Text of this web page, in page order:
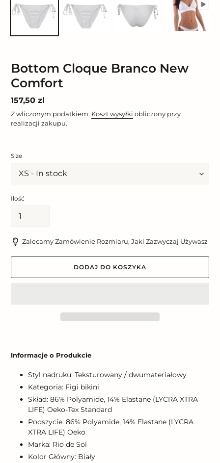
Bottom Cloque Branco New
Comfort
Cena
regularna
157,50 zl
Z wliczonym podatkiem. Koszt wysyłki obliczony przy
realizacji zakupu.
Size
Ilość
Zalecamy Zamówienie Rozmiaru, Jaki Zazwyczaj Używasz
DODAJ DO KOSZYKA
do
Informacje o Produkcie
Styl nadruku: Teksturowany / dwumateriałowy
Kategoria: Figi bikini
Skład: 86% Polyamide, 14% Elastane (LYCRA XTRA
LIFE) Oeko-Tex Standard
Podszycie: 86% Polyamide, 14% Elastane (LYCRA
XTRA LIFE) Oeko
Marka: Rio de Sol
Kolor Główny: Biały